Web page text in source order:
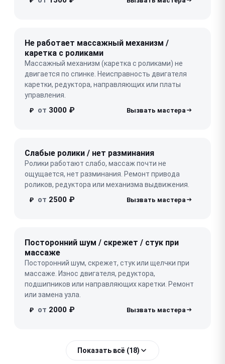
Не работает массажный механизм /
каретка с роликами
Массажный механизм (каретка с роликами) не
двигается по спинке. Неисправность двигателя
каретки, редуктора, направляющих или платы
управления.
₽ от 3000 ₽
Слабые ролики / нет разминания
Ролики работают слабо, массаж почти не
ощущается, нет разминания. Ремонт привода
роликов, редуктора или механизма выдвижения.
₽ от 2500 ₽
Посторонний шум / скрежет / стук при
массаже
Посторонний шум, скрежет, стук или щелчки при
массаже. Износ двигателя, редуктора,
подшипников или направляющих каретки. Ремонт
или замена узла.
₽ от 2000 ₽
Показать всё (18)